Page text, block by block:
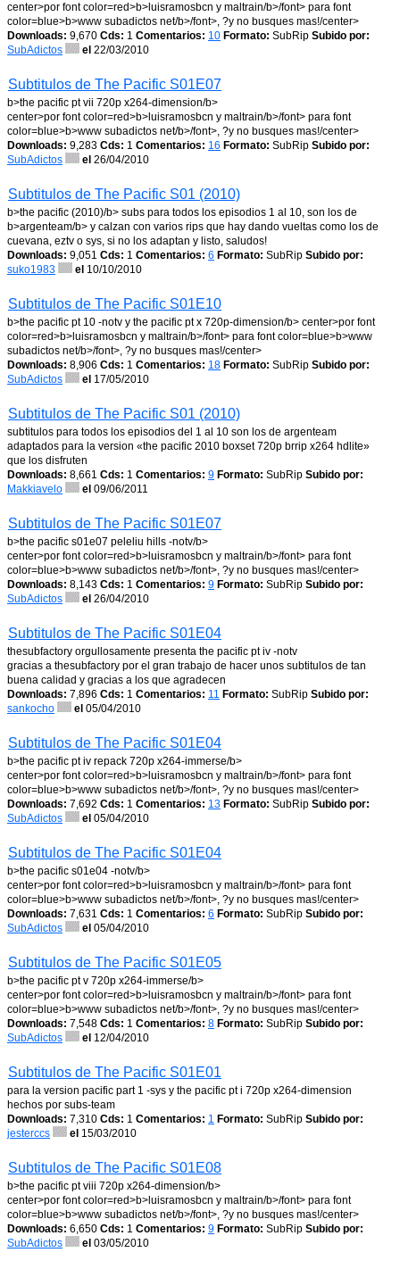
center>por font color=red>b>luisramosbcn y maltrain/b>/font> para font
color=blue>b>www subadictos net/b>/font>, ?y no busques mas!/center>
Downloads: 9,670 Cds: 1 Comentarios: 10 Formato: SubRip Subido por:
SubAdictos
el 22/03/2010
Subtitulos de The Pacific S01E07
b>the pacific pt vii 720p x264-dimension/b>
center>por font color=red>b>luisramosbcn y maltrain/b>/font> para font
color=blue>b>www subadictos net/b>/font>, ?y no busques mas!/center>
Downloads: 9,283 Cds: 1 Comentarios: 16 Formato: SubRip Subido por:
SubAdictos
el 26/04/2010
Subtitulos de The Pacific S01 (2010)
b>the pacific (2010)/b> subs para todos los episodios 1 al 10, son los de
b>argenteam/b> y calzan con varios rips que hay dando vueltas como los de
cuevana, eztv o sys, si no los adaptan y listo, saludos!
Downloads: 9,051 Cds: 1 Comentarios: 6 Formato: SubRip Subido por:
suko1983
el 10/10/2010
Subtitulos de The Pacific S01E10
b>the pacific pt 10 -notv y the pacific pt x 720p-dimension/b> center>por font
color=red>b>luisramosbcn y maltrain/b>/font> para font color=blue>b>www
subadictos net/b>/font>, ?y no busques mas!/center>
Downloads: 8,906 Cds: 1 Comentarios: 18 Formato: SubRip Subido por:
SubAdictos
el 17/05/2010
Subtitulos de The Pacific S01 (2010)
subtitulos para todos los episodios del 1 al 10 son los de argenteam
adaptados para la version «the pacific 2010 boxset 720p brrip x264 hdlite»
que los disfruten
Downloads: 8,661 Cds: 1 Comentarios: 9 Formato: SubRip Subido por:
Makkiavelo
el 09/06/2011
Subtitulos de The Pacific S01E07
b>the pacific s01e07 peleliu hills -notv/b>
center>por font color=red>b>luisramosbcn y maltrain/b>/font> para font
color=blue>b>www subadictos net/b>/font>, ?y no busques mas!/center>
Downloads: 8,143 Cds: 1 Comentarios: 9 Formato: SubRip Subido por:
SubAdictos
el 26/04/2010
Subtitulos de The Pacific S01E04
thesubfactory orgullosamente presenta the pacific pt iv -notv
gracias a thesubfactory por el gran trabajo de hacer unos subtitulos de tan
buena calidad y gracias a los que agradecen
Downloads: 7,896 Cds: 1 Comentarios: 11 Formato: SubRip Subido por:
sankocho
el 05/04/2010
Subtitulos de The Pacific S01E04
b>the pacific pt iv repack 720p x264-immerse/b>
center>por font color=red>b>luisramosbcn y maltrain/b>/font> para font
color=blue>b>www subadictos net/b>/font>, ?y no busques mas!/center>
Downloads: 7,692 Cds: 1 Comentarios: 13 Formato: SubRip Subido por:
SubAdictos
el 05/04/2010
Subtitulos de The Pacific S01E04
b>the pacific s01e04 -notv/b>
center>por font color=red>b>luisramosbcn y maltrain/b>/font> para font
color=blue>b>www subadictos net/b>/font>, ?y no busques mas!/center>
Downloads: 7,631 Cds: 1 Comentarios: 6 Formato: SubRip Subido por:
SubAdictos
el 05/04/2010
Subtitulos de The Pacific S01E05
b>the pacific pt v 720p x264-immerse/b>
center>por font color=red>b>luisramosbcn y maltrain/b>/font> para font
color=blue>b>www subadictos net/b>/font>, ?y no busques mas!/center>
Downloads: 7,548 Cds: 1 Comentarios: 8 Formato: SubRip Subido por:
SubAdictos
el 12/04/2010
Subtitulos de The Pacific S01E01
para la version pacific part 1 -sys y the pacific pt i 720p x264-dimension
hechos por subs-team
Downloads: 7,310 Cds: 1 Comentarios: 1 Formato: SubRip Subido por:
jesterccs
el 15/03/2010
Subtitulos de The Pacific S01E08
b>the pacific pt viii 720p x264-dimension/b>
center>por font color=red>b>luisramosbcn y maltrain/b>/font> para font
color=blue>b>www subadictos net/b>/font>, ?y no busques mas!/center>
Downloads: 6,650 Cds: 1 Comentarios: 9 Formato: SubRip Subido por:
SubAdictos
el 03/05/2010